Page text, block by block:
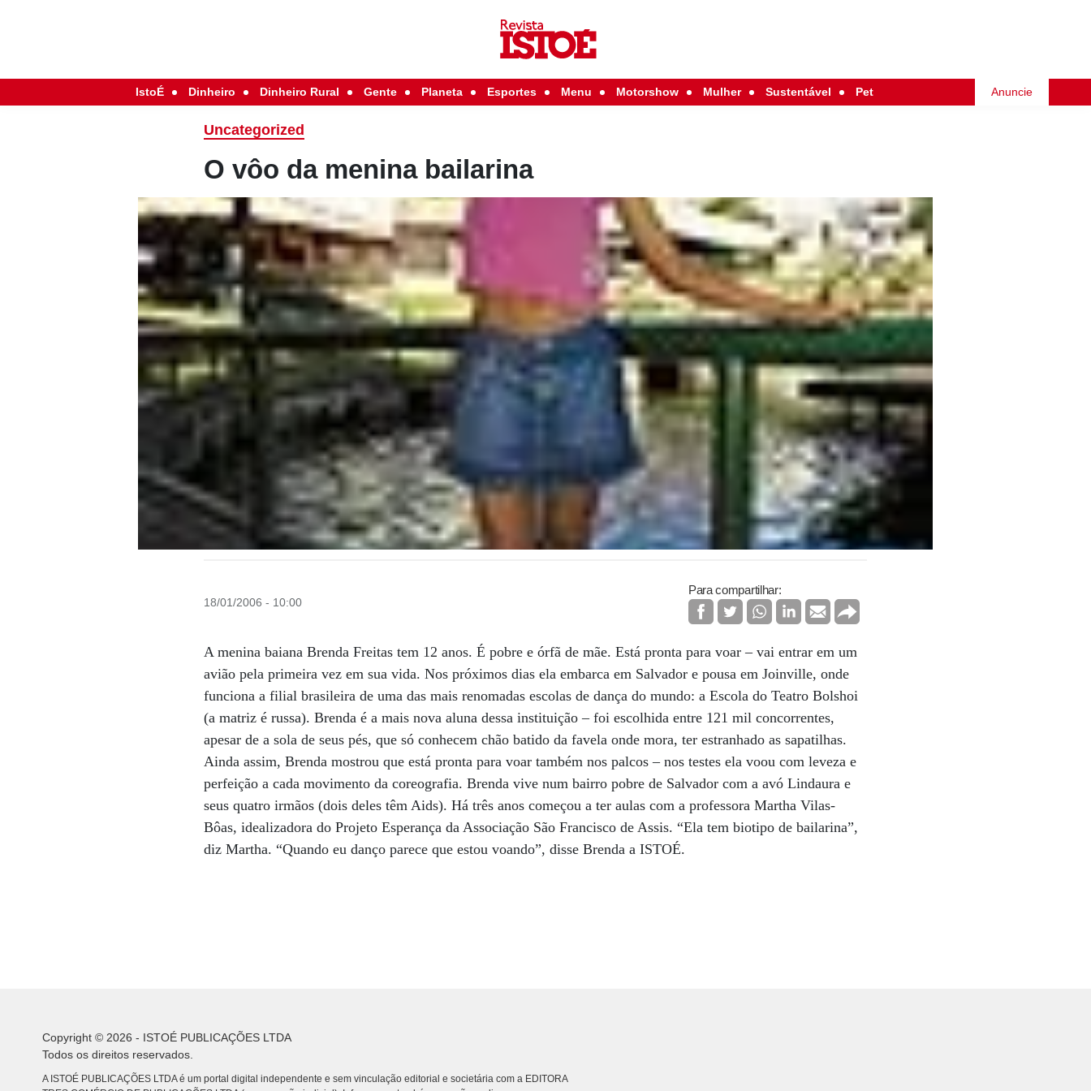
IstoÉ Dinheiro Dinheiro Rural Gente Planeta Esportes Menu Motorshow Mulher Sustentável Pet Anuncie
Uncategorized
O vôo da menina bailarina
18/01/2006 - 10:00
Para compartilhar:
A menina baiana Brenda Freitas tem 12 anos. É pobre e órfã de mãe. Está pronta para voar – vai entrar em um
avião pela primeira vez em sua vida. Nos próximos dias ela embarca em Salvador e pousa em Joinville, onde
funciona a filial brasileira de uma das mais renomadas escolas de dança do mundo: a Escola do Teatro Bolshoi
(a matriz é russa). Brenda é a mais nova aluna dessa instituição – foi escolhida entre 121 mil concorrentes,
apesar de a sola de seus pés, que só conhecem chão batido da favela onde mora, ter estranhado as sapatilhas.
Ainda assim, Brenda mostrou que está pronta para voar também nos palcos – nos testes ela voou com leveza e
perfeição a cada movimento da coreografia. Brenda vive num bairro pobre de Salvador com a avó Lindaura e
seus quatro irmãos (dois deles têm Aids). Há três anos começou a ter aulas com a professora Martha Vilas-
Bôas, idealizadora do Projeto Esperança da Associação São Francisco de Assis. “Ela tem biotipo de bailarina”,
diz Martha. “Quando eu danço parece que estou voando”, disse Brenda a ISTOÉ.
Copyright © 2026 - ISTOÉ PUBLICAÇÕES LTDA
Todos os direitos reservados.
A ISTOÉ PUBLICAÇÕES LTDA é um portal digital independente e sem vinculação editorial e societária com a EDITORA